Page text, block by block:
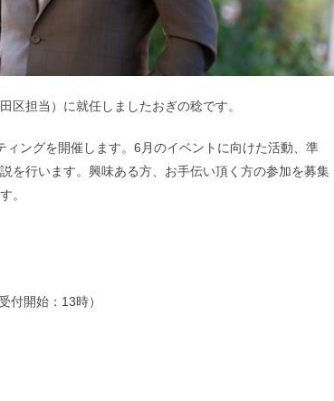
区担当）に就任しましたおぎの稔です。
ングを開催します。6月のイベントに向けた活動、準
を行います。興味ある方、お手伝い頂く方の参加を募集
。
開始：13時）